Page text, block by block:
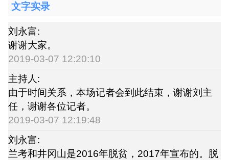
文字实录
刘永富:
谢谢大家。
2019-03-07 12:20:10
主持人:
由于时间关系，本场记者会到此结束，谢谢刘主
任，谢谢各位记者。
2019-03-07 12:19:48
刘永富:
兰考和井冈山是2016年脱贫，2017年宣布的。脱